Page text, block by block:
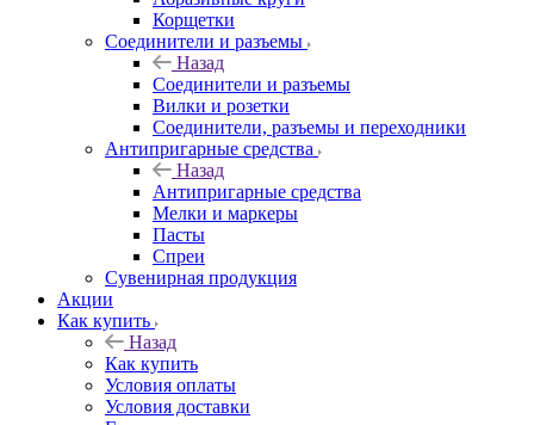
Корщетки
Соединители и разъемы
Назад
Соединители и разъемы
Вилки и розетки
Соединители, разъемы и переходники
Антипригарные средства
Назад
Антипригарные средства
Мелки и маркеры
Пасты
Спреи
Сувенирная продукция
Акции
Как купить
Назад
Как купить
Условия оплаты
Условия доставки